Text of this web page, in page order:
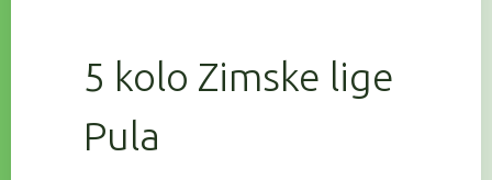
5 kolo Zimske lige
Pula